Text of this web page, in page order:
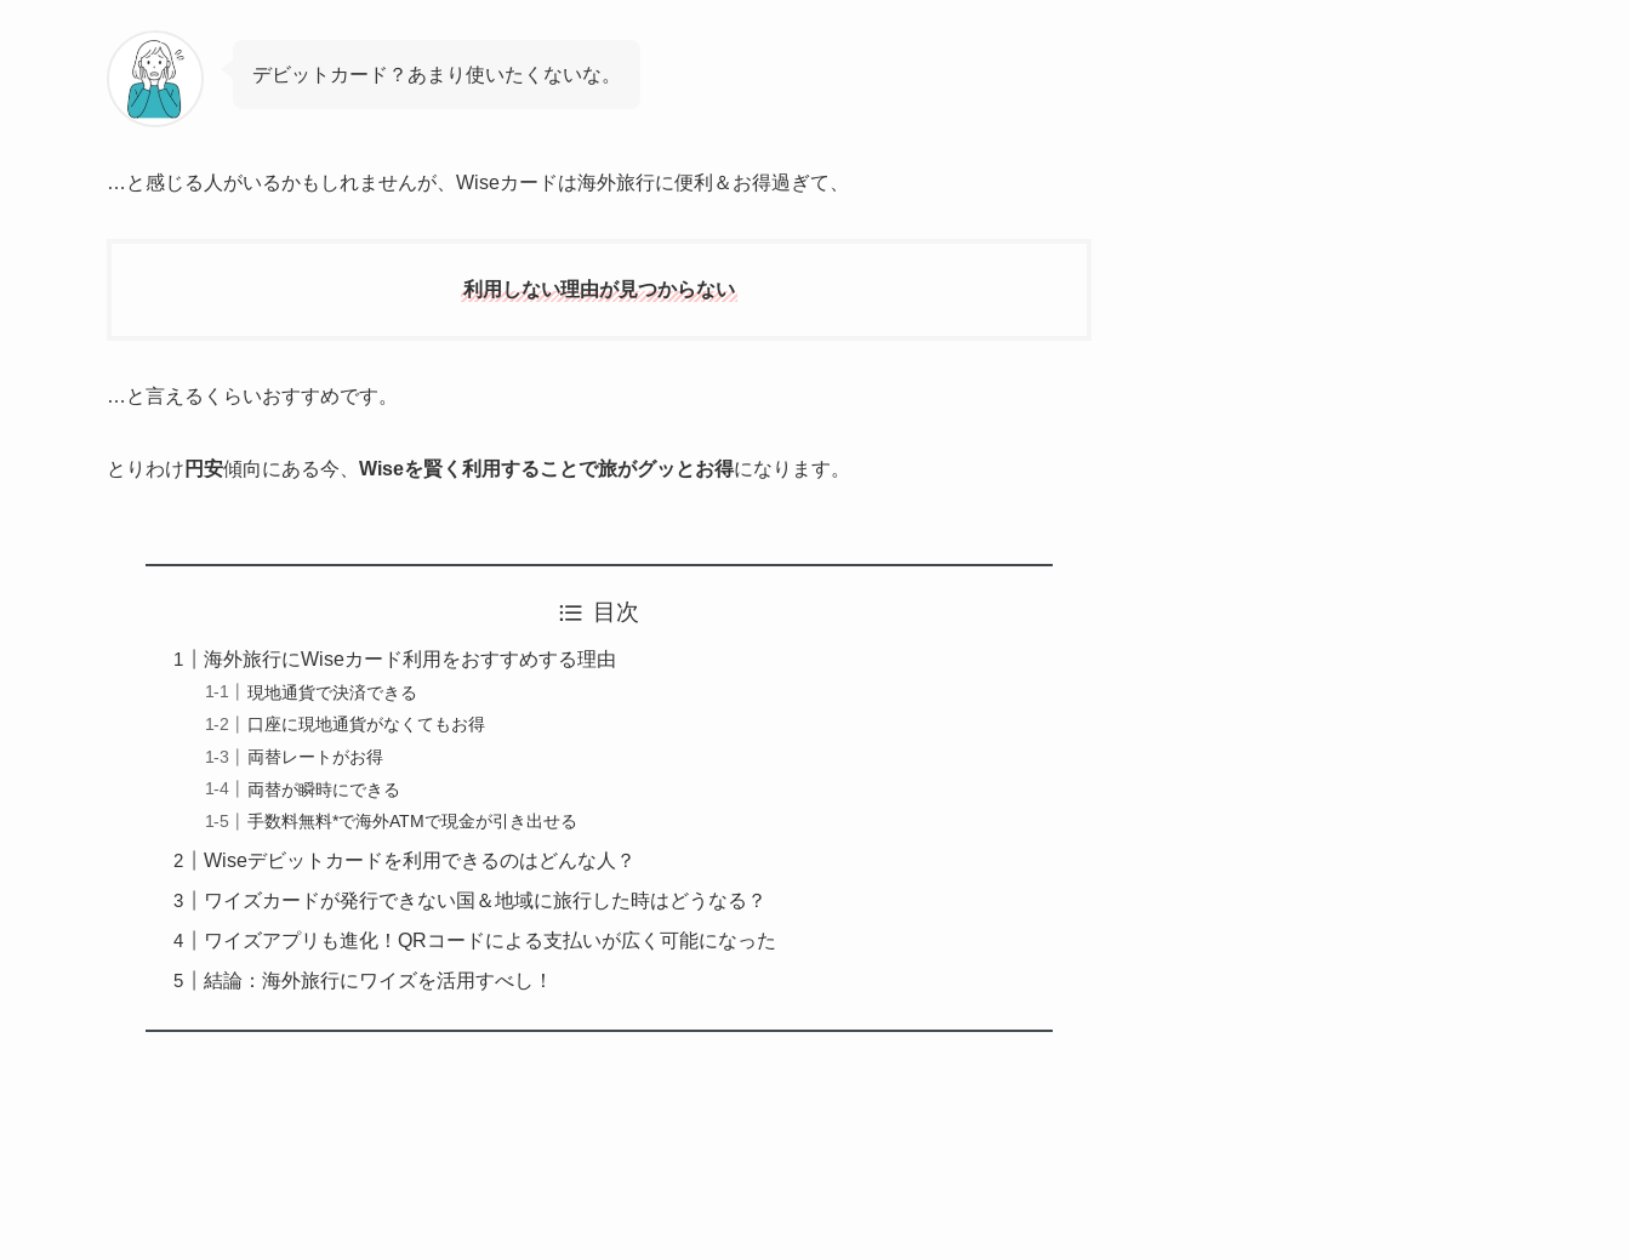
デビットカード？あまり使いたくないな。
…と感じる人がいるかもしれませんが、Wiseカードは海外旅行に便利＆お得過ぎて、
利用しない理由が見つからない
…と言えるくらいおすすめです。
とりわけ 円安傾向にある今、 Wiseを賢く利用することで旅がグッとお得になります。
目次
海外旅行にWiseカード利用をおすすめする理由
現地通貨で決済できる
口座に現地通貨がなくてもお得
両替レートがお得
両替が瞬時にできる
手数料無料*で海外ATMで現金が引き出せる
Wiseデビットカードを利用できるのはどんな人？
ワイズカードが発行できない国＆地域に旅行した時はどうなる？
ワイズアプリも進化！QRコードによる支払いが広く可能になった
結論：海外旅行にワイズを活用すべし！